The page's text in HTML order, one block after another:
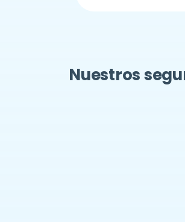
Nuestros